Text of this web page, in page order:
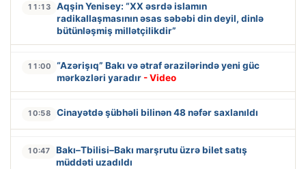
11:13
Aqşin Yenisey: “XX əsrdə islamın
radikallaşmasının əsas səbəbi din deyil, dinlə
bütünləşmiş millətçilikdir”
11:00
“Azərişıq” Bakı və ətraf ərazilərində yeni güc
mərkəzləri yaradır - Video
10:58 Cinayətdə şübhəli bilinən 48 nəfər saxlanıldı
10:47
Bakı–Tbilisi–Bakı marşrutu üzrə bilet satış
müddəti uzadıldı